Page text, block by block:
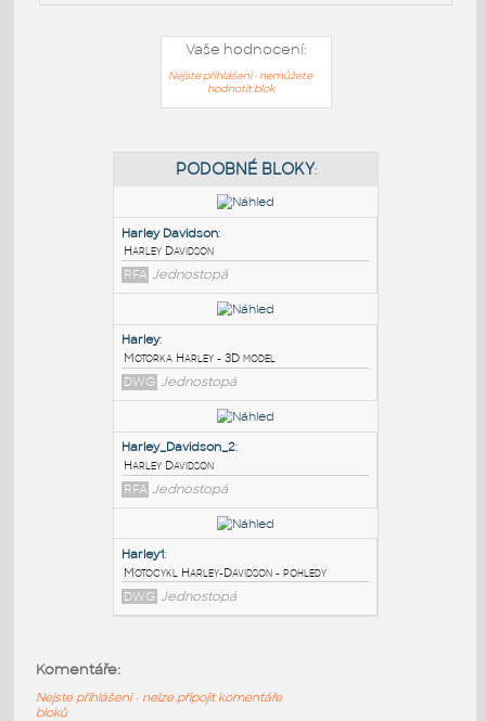
Vaše hodnocení:
Nejste přihlášeni - nemůžete
hodnotit blok
PODOBNÉ BLOKY
Harley Davidson:
Harley Davidson
RFA Jednostopá
Motorka Harley - 3D model
DWG Jednostopá
RFA Jednostopá
Komentáře:
Nejste přihlášeni - nelze připojit komentáře
bloků